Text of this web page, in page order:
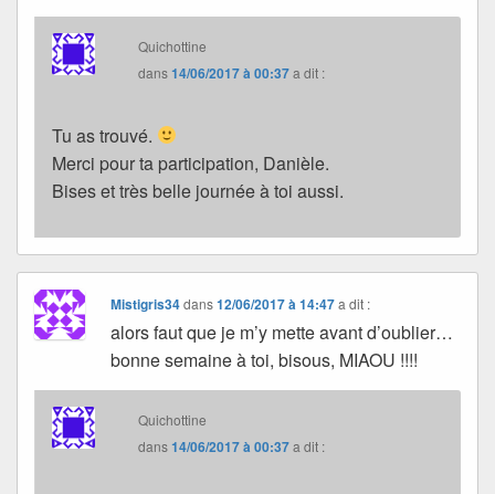
Quichottine
dans14/06/2017 à 00:37a dit :
Tu as trouvé.
Merci pour ta participation, Danièle.
Bises et très belle journée à toi aussi.
Mistigris34dans12/06/2017 à 14:47 a dit :
alors faut que je m’y mette avant d’oublier…
bonne semaine à toi, bisous, MIAOU !!!!
Quichottine
dans14/06/2017 à 00:37a dit :